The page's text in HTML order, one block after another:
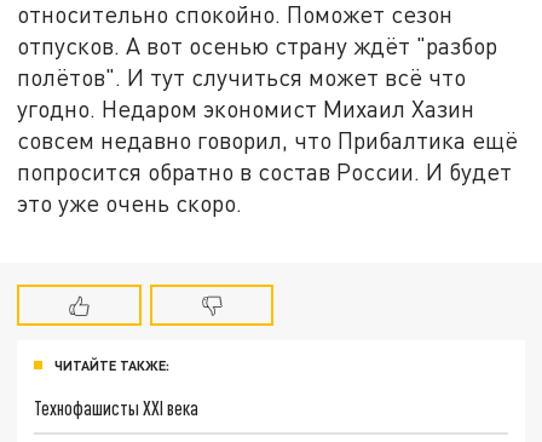
относительно спокойно. Поможет сезон
отпусков. А вот осенью страну ждёт "разбор
полётов". И тут случиться может всё что
угодно. Недаром экономист Михаил Хазин
совсем недавно говорил, что Прибалтика ещё
попросится обратно в состав России. И будет
это уже очень скоро.
ЧИТАЙТЕ ТАКЖЕ:
Технофашисты XXI века